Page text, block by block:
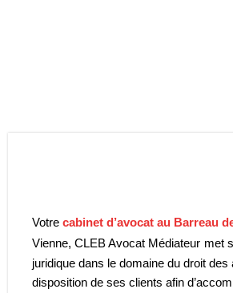
Votre cabinet d’avocat au Barreau
Vienne, CLEB Avocat Médiateur met
juridique dans le domaine du droit des
disposition de ses clients afin